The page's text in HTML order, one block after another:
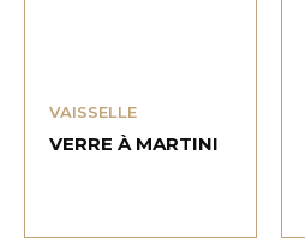
VAISSELLE
VERRE À MARTINI